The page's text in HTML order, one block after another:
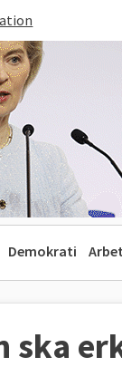
Demokrati
ska